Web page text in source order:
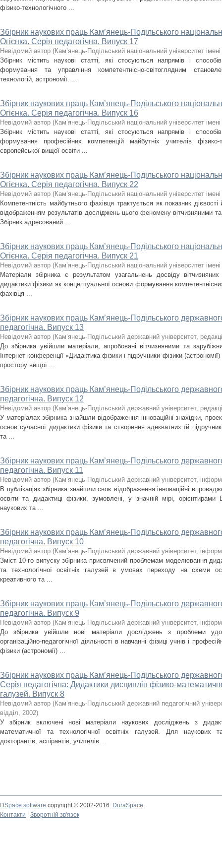
фізико-технологічного ...
Збірник наукових праць Кам’янець-Подільського
Огієнка. Серія педагогічна. Випуск 17
Невідомий автор (Кам’янець-Подільський національний університет
Збірник містить наукові статті, які стосуються напрямів і способів
формування та управління компетентнісно-світоглядним
технологій, астрономії. ...
Збірник наукових праць Кам’янець-Подільського
Огієнка. Серія педагогічна. Випуск 16
Невідомий автор (Кам’янець-Подільський національний університет
Збірник містить наукові статті, які стосуються напрямів і способів
формування професійних компетенцій майбутніх учителів
європейської вищої освіти ...
Збірник наукових праць Кам’янець-Подільського
Огієнка. Серія педагогічна. Випуск 22
Невідомий автор (Кам’янець-Подільський національний університет
Компетентність майбутнього фахівця трактується як показник
відображенням результатів досліджень цього феномену вітчизняними
Збірник адресований ...
Збірник наукових праць Кам’янець-Подільського
Огієнка. Серія педагогічна. Випуск 21
Невідомий автор (Кам’янець-Подільський національний університет
Матеріали збірника є результатом узагальнень досвіду
дидактики фізики як концептуальної основи формування
фахівця ...
Збірник наукових праць Кам’янець-Подільського
педагогічна. Випуск 13
Невідомий автор (Кам’янець-Подільський державний університет,
До збірника увійшли матеріали, апробовані вітчизняними та
Інтернет-конференції «Дидактика фізики і підручники фізики
простору вищої ...
Збірник наукових праць Кам’янець-Подільського
педагогічна. Випуск 12
Невідомий автор (Кам’янець-Подільський державний університет,
У матеріалах збірника знайшли відображення інноваційні знахідки,
основ сучасної дидактики фізики та створення адекватних їй
та ...
Збірник наукових праць Кам’янець-Подільського
педагогічна. Випуск 11
Невідомий автор (Кам’янець-Подільський державний університет,
В публікаціях збірника знайшли своє відображення інноваційні
освіти та дидактиці фізики, зумовлені, у значній мірі, орієнтирами
наукових та ...
Збірник наукових праць Кам’янець-Подільського
педагогічна. Випуск 10
Невідомий автор (Кам’янець-Подільський державний університет,
Зміст 10-го випуску збірника присвячений проблемам моделювання
та технологічної освітніх галузей в умовах переходу на схеми
креативного та ...
Збірник наукових праць Кам’янець-Подільського
педагогічна. Випуск 9
Невідомий автор (Кам’янець-Подільський державний університет,
До збірника увійшли нові матеріали досліджень з проблеми
організаційно-педагогічної діяльності в навчанні фізиці учнів і
фізики (астрономії) ...
Збірник наукових праць Кам’янець-Подільського
Серія педагогічна: Дидактики дисциплін фізико-
галузей. Випуск 8
Невідомий автор (Кам’янець-Подільський державний педагогічний
відділ, 2002)
У збірник включені нові матеріали наукових досліджень з
математичної та технологічної освітніх галузей. Для наукових та
докторантів, аспірантів, учителів ...
DSpace software copyright © 2002-2016
DuraSpace
Контакти
Зворотній зв'язок